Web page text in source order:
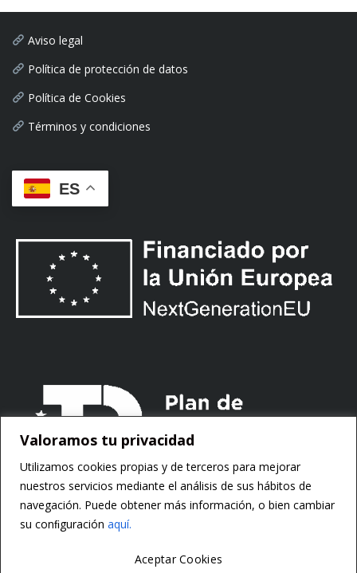
Valoramos tu privacidad
Utilizamos cookies propias y de terceros para mejorar
nuestros servicios mediante el análisis de sus hábitos de
navegación. Puede obtener más información, o bien cambiar
su conﬁguración aquí.
Aceptar Cookies
Aviso legal
Política de protección de datos
Política de Cookies
Términos y condiciones
ES